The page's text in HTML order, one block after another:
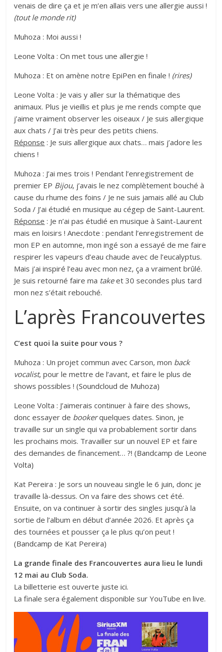
venais de dire ça et je m’en allais vers une allergie aussi !
(tout le monde rit)
Muhoza : Moi aussi !
Leone Volta : On met tous une allergie !
Muhoza : Et on amène notre EpiPen en finale ! (rires)
Leone Volta : Je vais y aller sur la thématique des
animaux. Plus je vieillis et plus je me rends compte que
j’aime vraiment observer les oiseaux / Je suis allergique
aux chats / J’ai très peur des petits chiens.
Réponse : Je suis allergique aux chats… mais j’adore les
chiens !
Muhoza : J’ai mes trois ! Pendant l’enregistrement de
premier EP Bijou, j’avais le nez complètement bouché à
cause du rhume des foins / Je ne suis jamais allé au Club
Soda / J’ai étudié en musique au cégep de Saint-Laurent.
Réponse : Je n’ai pas étudié en musique à Saint-Laurent
mais en loisirs ! Anecdote : pendant l’enregistrement de
mon EP en automne, mon ingé son a essayé de me faire
respirer les vapeurs d’eau chaude avec de l’eucalyptus.
Mais j’ai inspiré l’eau avec mon nez, ça a vraiment brûlé.
Je suis retourné faire ma takeet 30 secondes plus tard
mon nez s’était rebouché.
L’après Francouvertes
C’est quoi la suite pour vous ?
Muhoza : Un projet commun avec Carson, mon back
vocalist, pour le mettre de l’avant, et faire le plus de
shows possibles ! (Soundcloud de Muhoza)
Leone Volta : J’aimerais continuer à faire des shows,
donc essayer de bookerquelques dates. Sinon, je
travaille sur un single qui va probablement sortir dans
les prochains mois. Travailler sur un nouvel EP et faire
des demandes de financement… ?! (Bandcamp de Leone
Volta)
Kat Pereira : Je sors un nouveau single le 6 juin, donc je
travaille là-dessus. On va faire des shows cet été.
Ensuite, on va continuer à sortir des singles jusqu’à la
sortie de l’album en début d’année 2026. Et après ça
des tournées et pousser ça le plus qu’on peut !
(Bandcamp de Kat Pereira)
La grande finale des Francouvertes aura lieu le lundi
12 mai au Club Soda.
La billetterie est ouverte juste ici.
La finale sera également disponible sur YouTube en live.